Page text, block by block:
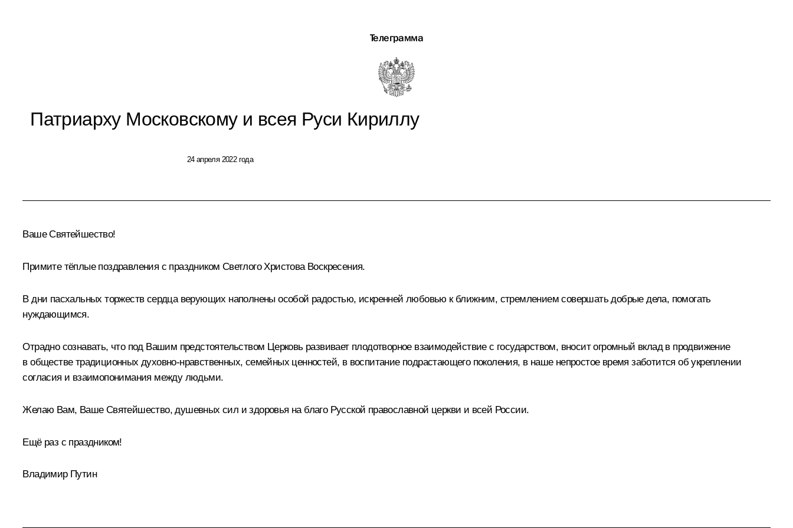
Телеграмма
Патриарху Московскому и всея Руси Кириллу
24 апреля 2022 года
Ваше Святейшество!
Примите тёплые поздравления с праздником Светлого Христова Воскресения.
В дни пасхальных торжеств сердца верующих наполнены особой радостью, искренней любовью к ближним, стремлением совершать добрые дела, помогать
нуждающимся.
Отрадно сознавать, что под Вашим предстоятельством Церковь развивает плодотворное взаимодействие с государством, вносит огромный вклад в продвижение
в обществе традиционных духовно-нравственных, семейных ценностей, в воспитание подрастающего поколения, в наше непростое время заботится об укреплении
согласия и взаимопонимания между людьми.
Желаю Вам, Ваше Святейшество, душевных сил и здоровья на благо Русской православной церкви и всей России.
Ещё раз с праздником!
Владимир Путин